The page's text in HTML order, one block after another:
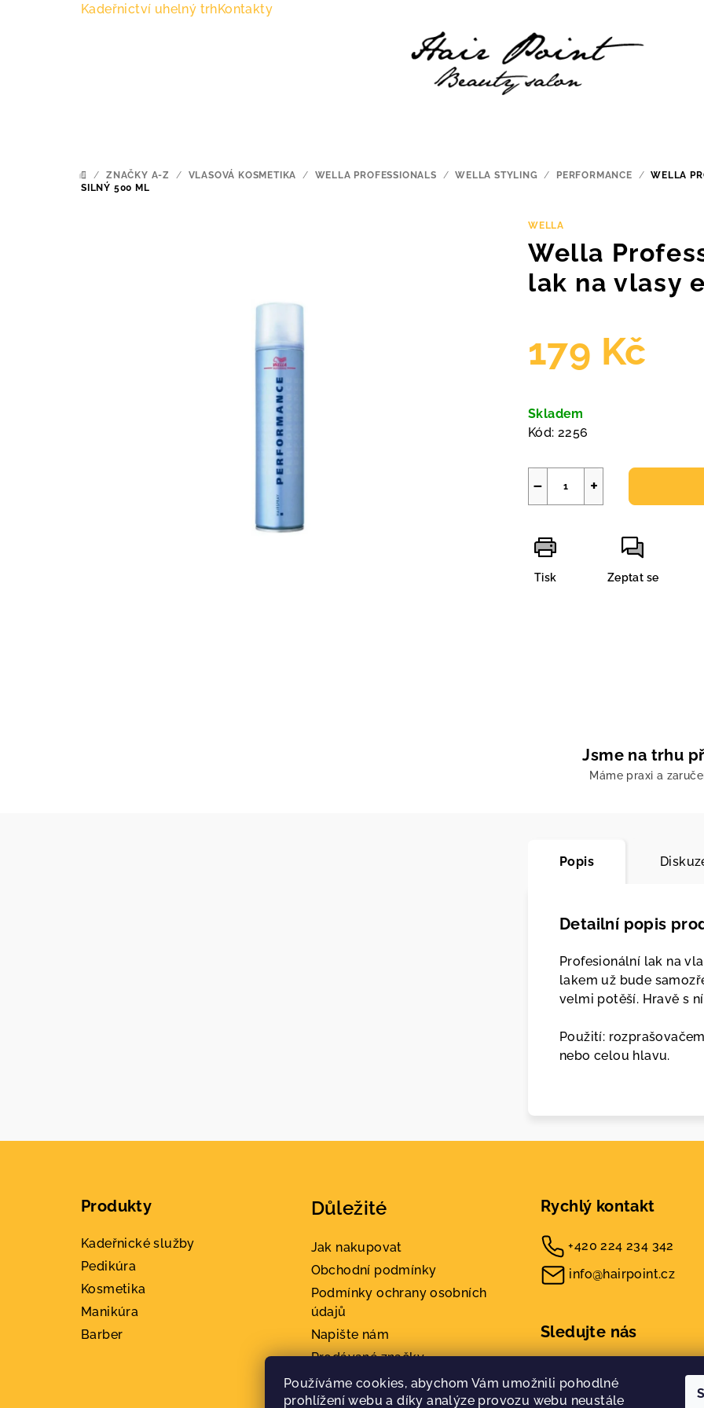
Používáme cookies, abychom Vám umožnili pohodlné
prohlížení webu a díky analýze provozu webu neustále
Kadeřnictví uhelný trhKontakty
DOMŮ
/ ZNAČKY A-Z / VLASOVÁ KOSMETIKA / WELLA PROFESSIONALS / WELLA STYLING / PERFORMANCE / WELLA
SILNÝ 500 ML
WELLA
Wella
lak na vlasy
179 Kč
cena:
Skladem
Kód: 2256
+
−
Tisk Zeptat se
Jsme na trhu
Máme praxi a
Popis
Detailní popis
Profesionální lak na
lakem už bude
velmi potěší. Hravě s
Použití:
nebo celou hlavu.
Produkty
Kadeřnické služby
Pedikúra
Kosmetika
Manikúra
Barber
Důležité
Jak nakupovat
Obchodní podmínky
Podmínky ochrany osobních
údajů
Napište nám
Prodávané značky
Kontakty
Rychlý kontakt
+420 224 234 342
info@hairpoint.cz
Sledujte nás